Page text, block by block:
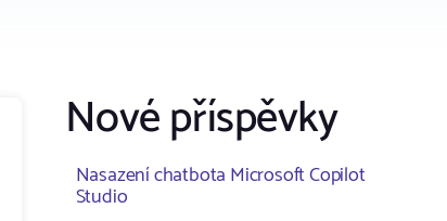
Nové příspěvky
Nasazení chatbota Microsoft Copilot
Studio